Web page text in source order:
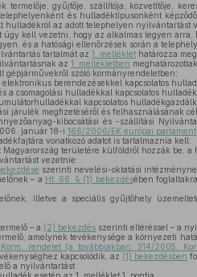
termelője, gyűjtője, szállítója, közvetítője,
és hulladéktípusonként
hulladékról az adott telephelyen nyilvántartást
úgy kell vezetni, hogy az alkalmas legyen
és a hatósági ellenőrzések során a
tartalmát az 1. melléklethatározza meg.
az 1. mellékletben
gépjárművekről szóló kormányrendeletben;
elektronikus berendezésekkel kapcsolatos
a csomagolási hulladékkal kapcsolatos
kapcsolatos
járulék megfizetéséről és felhasználásának
kibocsátási és -szállítási
január 18-i 166/2006/EK európai
vonatkozó adatot is tartalmaznia kell.
Magyarország területére külföldről hozzák be,
vezetnie:
szerinti nevelési-oktatási
– a Ht. 66. § (1) bekezdésében
illetve a speciális gyűjtőhely
– a (2) bekezdésszerinti eltéréssel – a
amelynek tevékenysége a környezeti
rendelet (a továbbiakban: 314/2005.
kapcsolódik, az (1) bekezdésben
a nyilvántartást